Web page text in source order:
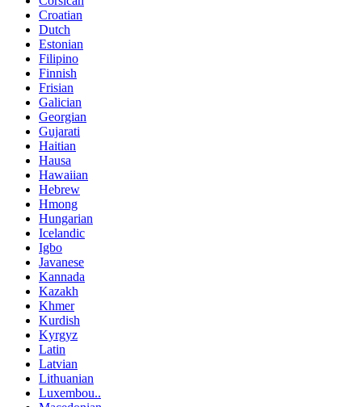
Croatian
Dutch
Estonian
Filipino
Finnish
Frisian
Galician
Georgian
Gujarati
Haitian
Hausa
Hawaiian
Hebrew
Hmong
Hungarian
Icelandic
Igbo
Javanese
Kannada
Kazakh
Khmer
Kurdish
Kyrgyz
Latin
Latvian
Lithuanian
Luxembou..